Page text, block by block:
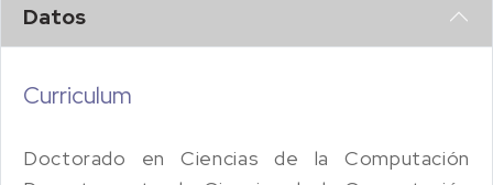
Datos
Curriculum
Doctorado en Ciencias de la Computación